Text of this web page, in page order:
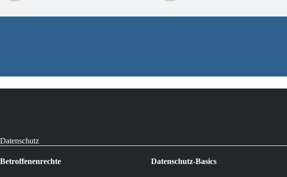
Datenschutz
Betroffenenrechte Datenschutz-Basics